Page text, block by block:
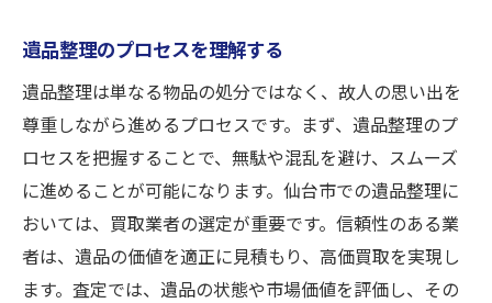
迅速な対応が期待できる理由
地元で築かれた信頼関係の強み
地域特有の品物に対する理解
地域イベントやキャンペーンの活用
地元愛顧に基づく柔軟な対応
遺品整理時に避けたい買取の落とし穴
初心者が陥りがちな間違い
遺品整理のプロセスを理解する
遺品整理は単なる物品の処分ではなく、故人の思い出を
尊重しながら進めるプロセスです。まず、遺品整理のプ
ロセスを把握することで、無駄や混乱を避け、スムーズ
に進めることが可能になります。仙台市での遺品整理に
おいては、買取業者の選定が重要です。信頼性のある業
者は、遺品の価値を適正に見積もり、高価買取を実現し
ます。査定では、遺品の状態や市場価値を評価し、その